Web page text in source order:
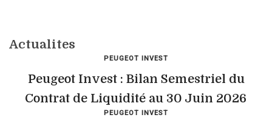
Actualites
PEUGEOT INVEST
Peugeot Invest : Bilan Semestriel du
Contrat de Liquidité au 30 Juin 2026
PEUGEOT INVEST